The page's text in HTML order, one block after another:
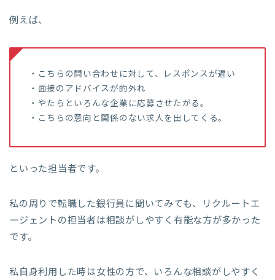
例えば、
・こちらの問い合わせに対して、レスポンスが遅い
・面接のアドバイスが的外れ
・やたらといろんな企業に応募させたがる。
・こちらの意向と関係のない求人を出してくる。
といった担当者です。
私の周りで転職した銀行員に聞いてみても、リクルートエ
ージェントの担当者は相談がしやすく有能な方が多かった
です。
私自身利用した時は女性の方で、いろんな相談がしやすく